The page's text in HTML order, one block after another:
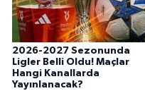
2026-2027 Sezonunda
Ligler Belli Oldu! Maçlar
Hangi Kanallarda
Yayınlanacak?